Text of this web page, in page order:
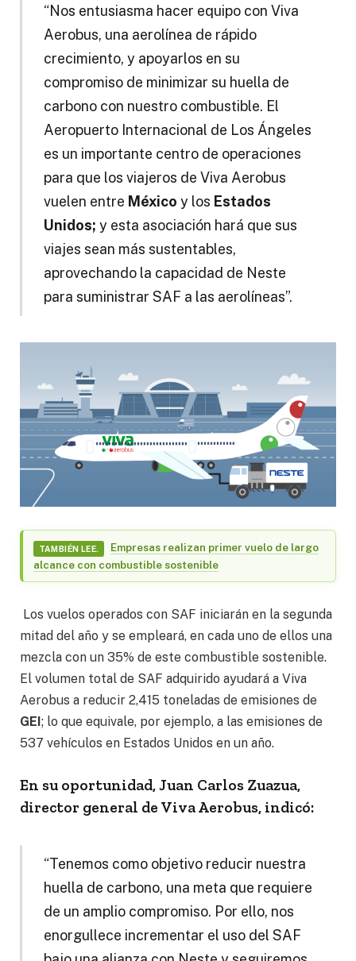
“Nos entusiasma hacer equipo con Viva
Aerobus, una aerolínea de rápido
crecimiento, y apoyarlos en su
compromiso de minimizar su huella de
carbono con nuestro combustible. El
Aeropuerto Internacional de Los Ángeles
es un importante centro de operaciones
para que los viajeros de Viva Aerobus
vuelen entre México y los Estados
Unidos; y esta asociación hará que sus
viajes sean más sustentables,
aprovechando la capacidad de Neste
para suministrar SAF a las aerolíneas”.
TAMBIÉN LEE.
Empresas realizan primer vuelo de largo
alcance con combustible sostenible
Los vuelos operados con SAF iniciarán en la segunda
mitad del año y se empleará, en cada uno de ellos una
mezcla con un 35% de este combustible sostenible.
El volumen total de SAF adquirido ayudará a Viva
Aerobus a reducir 2,415 toneladas de emisiones de
GEI; lo que equivale, por ejemplo, a las emisiones de
537 vehículos en Estados Unidos en un año.
En su oportunidad,Juan Carlos Zuazua,
director general de Viva Aerobus, indicó:
“Tenemos como objetivo reducir nuestra
huella de carbono, una meta que requiere
de un amplio compromiso. Por ello, nos
enorgullece incrementar el uso del SAF